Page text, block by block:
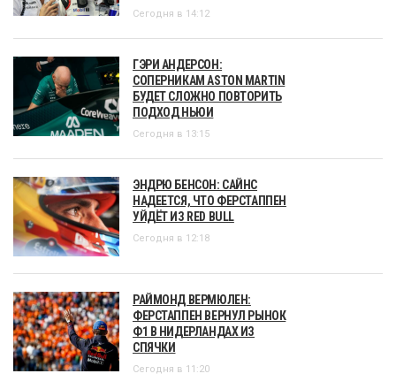
Сегодня в 14:12
ГЭРИ АНДЕРСОН:
СОПЕРНИКАМ ASTON MARTIN
БУДЕТ СЛОЖНО ПОВТОРИТЬ
ПОДХОД НЬЮИ
Сегодня в 13:15
ЭНДРЮ БЕНСОН: САЙНС
НАДЕЕТСЯ, ЧТО ФЕРСТАППЕН
УЙДЁТ ИЗ RED BULL
Сегодня в 12:18
РАЙМОНД ВЕРМЮЛЕН:
ФЕРСТАППЕН ВЕРНУЛ РЫНОК
Ф1 В НИДЕРЛАНДАХ ИЗ
СПЯЧКИ
Сегодня в 11:20